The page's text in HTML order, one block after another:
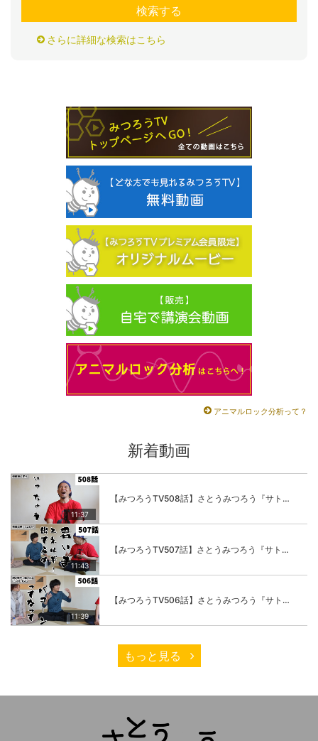
検索する
さらに詳細な検索はこちら
アニマルロック分析って？
新着動画
11:37
【みつろうTV508話】さとうみつろう『サトレル男塾』編④「“毎日”が変わります。楽しく」
11:43
【みつろうTV507話】さとうみつろう『サトレル男塾』編③「快楽は“自分のカラダの内側”にしかない」
11:39
【みつろうTV506話】さとうみつろう『サトレル男塾』編②「不思議な棒をお尻に…」
もっと見る